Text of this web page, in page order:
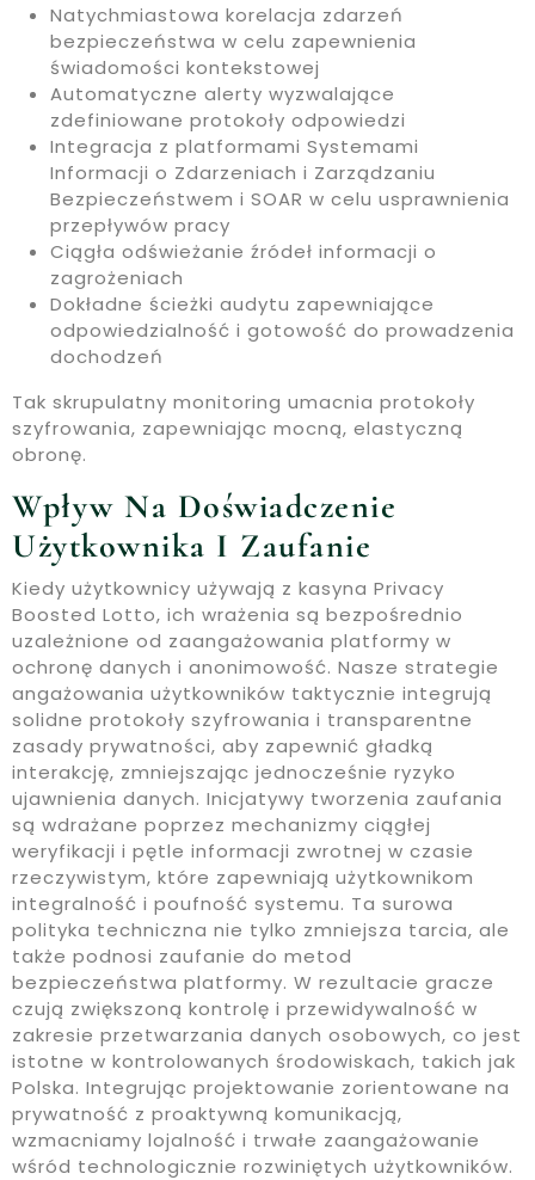
Natychmiastowa korelacja zdarzeń
bezpieczeństwa w celu zapewnienia
świadomości kontekstowej
Automatyczne alerty wyzwalające
zdefiniowane protokoły odpowiedzi
Integracja z platformami Systemami
Informacji o Zdarzeniach i Zarządzaniu
Bezpieczeństwem i SOAR w celu usprawnienia
przepływów pracy
Ciągła odświeżanie źródeł informacji o
zagrożeniach
Dokładne ścieżki audytu zapewniające
odpowiedzialność i gotowość do prowadzenia
dochodzeń
Tak skrupulatny monitoring umacnia protokoły
szyfrowania, zapewniając mocną, elastyczną
obronę.
Wpływ Na Doświadczenie
Użytkownika I Zaufanie
Kiedy użytkownicy używają z kasyna Privacy
Boosted Lotto, ich wrażenia są bezpośrednio
uzależnione od zaangażowania platformy w
ochronę danych i anonimowość. Nasze strategie
angażowania użytkowników taktycznie integrują
solidne protokoły szyfrowania i transparentne
zasady prywatności, aby zapewnić gładką
interakcję, zmniejszając jednocześnie ryzyko
ujawnienia danych. Inicjatywy tworzenia zaufania
są wdrażane poprzez mechanizmy ciągłej
weryfikacji i pętle informacji zwrotnej w czasie
rzeczywistym, które zapewniają użytkownikom
integralność i poufność systemu. Ta surowa
polityka techniczna nie tylko zmniejsza tarcia, ale
także podnosi zaufanie do metod
bezpieczeństwa platformy. W rezultacie gracze
czują zwiększoną kontrolę i przewidywalność w
zakresie przetwarzania danych osobowych, co jest
istotne w kontrolowanych środowiskach, takich jak
Polska. Integrując projektowanie zorientowane na
prywatność z proaktywną komunikacją,
wzmacniamy lojalność i trwałe zaangażowanie
wśród technologicznie rozwiniętych użytkowników.